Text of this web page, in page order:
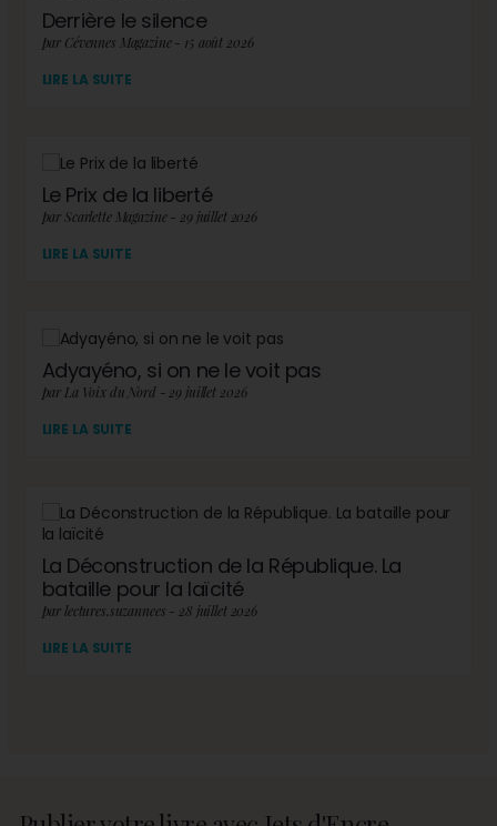
Derrière le silence
par Cévennes Magazine - 15 août 2026
LIRE LA SUITE
Le Prix de la liberté
par Scarlette Magazine - 29 juillet 2026
LIRE LA SUITE
Adyayéno, si on ne le voit pas
par La Voix du Nord - 29 juillet 2026
LIRE LA SUITE
La Déconstruction de la République. La
bataille pour la laïcité
par lectures.suzannees - 28 juillet 2026
LIRE LA SUITE